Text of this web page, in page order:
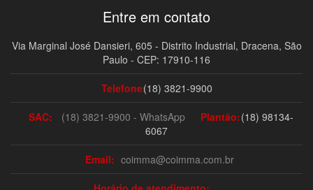
Entre em contato
Via Marginal José Dansieri, 605 - Distrito Industrial, Dracena, São
Paulo - CEP: 17910-116
Telefone:(18) 3821-9900
SAC: (18) 3821-9900 - WhatsApp Plantão:(18) 98134-
6067
Email: coimma@coimma.com.br